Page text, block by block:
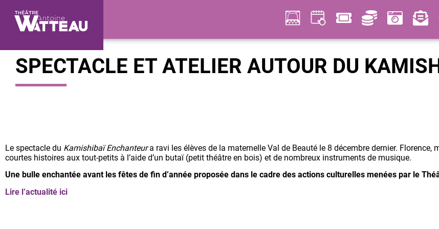
SPECTACLE ET ATELIER AUTOUR DU
Le spectacle du Kamishibaï Enchanteura ravi les élèves de la maternelle Val de Beauté le 8 décembre dernier. Florence,
courtes histoires aux tout-petits à l’aide d’un butaï (petit théâtre en bois) et de nombreux instruments de musique.
Une bulle enchantée avant les fêtes de fin d’année proposée dans le cadre des actions culturelles menées par le
Lire l’actualité ici